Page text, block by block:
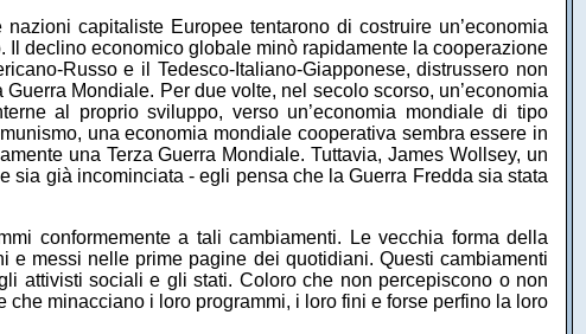
capitaliste Europee tentarono di costruire un’economia
declino economico globale minò rapidamente la cooperazione
Russo e il Tedesco-Italiano-Giapponese, distrussero non
Mondiale. Per due volte, nel secolo scorso, un’economia
al proprio sviluppo, verso un’economia mondiale di tipo
una economia mondiale cooperativa sembra essere in
una Terza Guerra Mondiale. Tuttavia, James Wollsey, un
sia già incominciata - egli pensa che la Guerra Fredda sia stata
conformemente a tali cambiamenti. Le vecchia forma della
messi nelle prime pagine dei quotidiani. Questi cambiamenti
attivisti sociali e gli stati. Coloro che non percepiscono o non
minacciano i loro programmi, i loro fini e forse perfino la loro